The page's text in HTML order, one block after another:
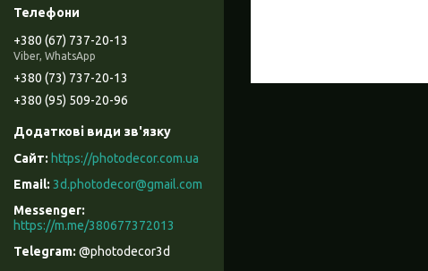
+380 (67) 737-20-13
Viber, WhatsApp
+380 (73) 737-20-13
+380 (95) 509-20-96
https://photodecor.com.ua
3d.photodecor@gmail.com
https://m.me/380677372013
@photodecor3d